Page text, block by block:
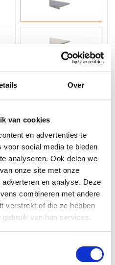
Over
van cookies
en advertenties te
voor social media te bieden
analyseren. Ook delen we
onze site met onze
en analyse. Deze
combineren met andere
verstrekt of die ze hebben
van hun services.